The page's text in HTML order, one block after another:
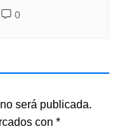
0
será publicada.
con *